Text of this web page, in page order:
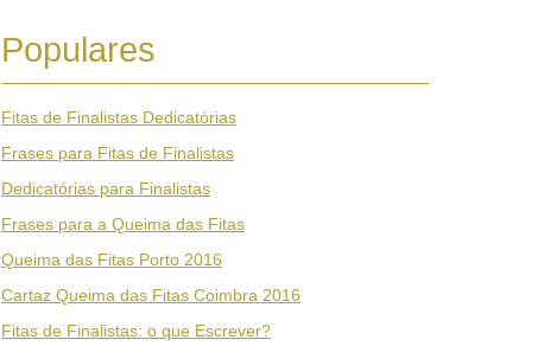
Populares
Fitas de Finalistas Dedicatórias
Frases para Fitas de Finalistas
Dedicatórias para Finalistas
Frases para a Queima das Fitas
Queima das Fitas Porto 2016
Cartaz Queima das Fitas Coimbra 2016
Fitas de Finalistas: o que Escrever?